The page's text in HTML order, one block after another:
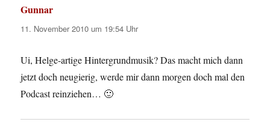
Gunnar
11. November 2010 um 19:54 Uhr
Ui, Helge-artige Hintergrundmusik? Das macht mich dann
jetzt doch neugierig, werde mir dann morgen doch mal den
Podcast reinziehen… 🙂